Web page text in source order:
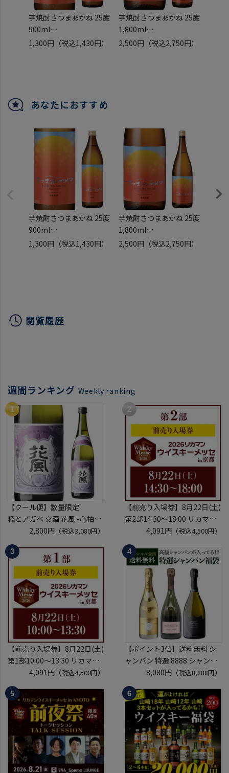
芋焼酎さつまあかね 25度
900ml
薩摩酒造 鹿児島県 新品種
1,300円 （税込1,430円）
芋焼酎さつまあかね 25度
1,800ml
薩摩酒造 鹿児島県 新品種
2,500円 （税込2,750円）
あなたにおすすめ
芋焼酎さつまあかね 25度
900ml
薩摩酒造 鹿児島県 新品種
1,300円 （税込1,430円）
芋焼酎さつまあかね 25度
1,800ml
薩摩酒造 鹿児島県 新品種
2,500円 （税込2,750円）
閲覧履歴
週間ランキング Weekly ranking
【クール便】数量限定
稲とアガベ 交酒 花風 -心拍-
KYOTO EDITION 720ml こう
しゅ はなかぜ craft sake クラ
フトサケ 秋田県 男鹿市
2,800円（税込3,080円）
【前売り入場券】8月22日(土)
第2部14:30～18:00 リカマン
ウイスキーメッセ in京都
2026 1枚
入場券となるeチケットは【8
月中旬】にメールにて配信予
※代引き決済不可
4,091円 （税込4,500円）
【前売り入場券】8月22日(土)
第1部10:00～13:30 リカマン
ウイスキーメッセ in京都
2026 1枚
入場券となるeチケットは【8
月中旬】にメールにて配信予
定
※代引き決済不可
4,091円（税込4,500円）
【ポイント3倍】送料無料 シ
ャンパン 特選 8888 シャンパ
ン福袋 第29弾 高級シャンパ
ン を探せ！ 超レアシャンパン
が入ってるかも!?【限定300セ
ット】 シャンパーニュ クリス
タル ドンペリP2 NPU 2008
VT リカーマウ
8,080円 （税込8,888円）